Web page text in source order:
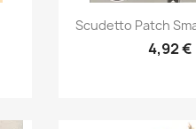

Scudetto Patch
4,92 €